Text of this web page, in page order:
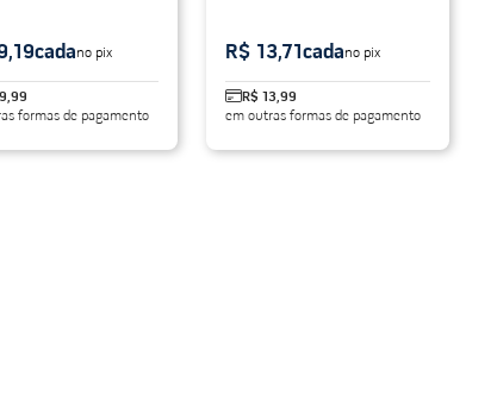
formas de pagamento
cadano pix
R$ 13,99
em outras formas de pagamento
R$ 13,71cadano pix